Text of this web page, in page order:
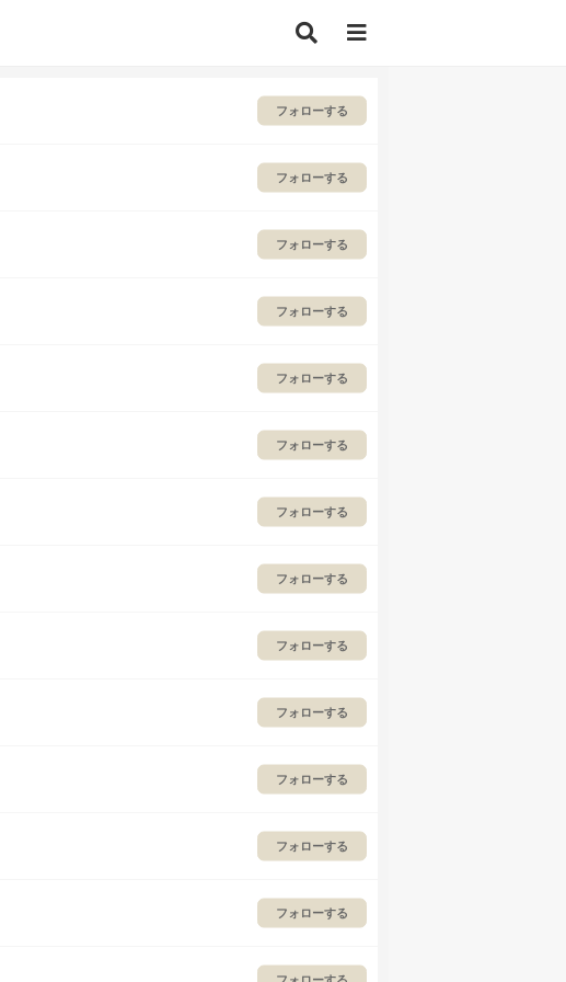
フォローする
フォローする
フォローする
フォローする
フォローする
フォローする
フォローする
フォローする
フォローする
フォローする
フォローする
フォローする
フォローする
フォローする